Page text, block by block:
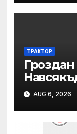
ТРАКТОР
в
има
контрол
AUG 6, 2026